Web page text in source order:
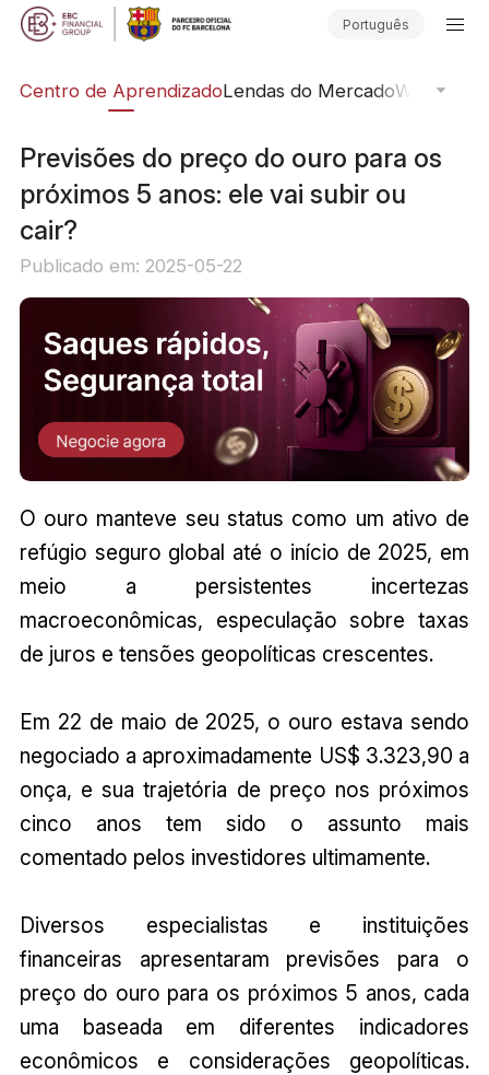
Português
Centro de AprendizadoLendas do MercadoWebinars
Previsões do preço do ouro para os
próximos 5 anos: ele vai subir ou
cair?
Publicado em: 2025-05-22
O ouro manteve seu status como um ativo de
refúgio seguro global até o início de 2025, em
meio a persistentes incertezas
macroeconômicas, especulação sobre taxas
de juros e tensões geopolíticas crescentes.
Em 22 de maio de 2025, o ouro estava sendo
negociado a aproximadamente US$ 3.323,90 a
onça, e sua trajetória de preço nos próximos
cinco anos tem sido o assunto mais
comentado pelos investidores ultimamente.
Diversos especialistas e instituições
financeiras apresentaram previsões para o
preço do ouro para os próximos 5 anos, cada
uma baseada em diferentes indicadores
econômicos e considerações geopolíticas.